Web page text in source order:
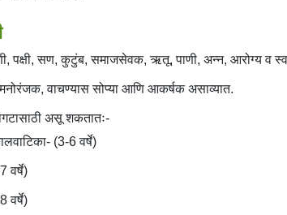
पक्षी, सण, कुटुंब, समाजसेवक, ऋतू, पाणी, अन्न, आरोग्य व
वाचण्यास सोप्या आणि आकर्षक असाव्यात.
असू शकतातः-
(3-6 वर्षे)
वर्षे)
वर्षे)